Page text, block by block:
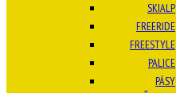
SKIALP
FREERIDE
FREESTYLE
PALICE
PÁSY